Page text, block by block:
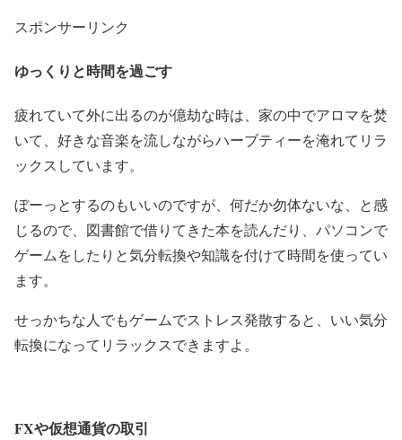
スポンサーリンク
ゆっくりと時間を過ごす
疲れていて外に出るのが億劫な時は、家の中でアロマを焚
いて、好きな音楽を流しながらハーブティーを淹れてリラ
ックスしています。
ぼーっとするのもいいのですが、何だか勿体ないな、と感
じるので、図書館で借りてきた本を読んだり、パソコンで
ゲームをしたりと気分転換や知識を付けて時間を使ってい
ます。
せっかちな人でもゲームでストレス発散すると、いい気分
転換になってリラックスできますよ。
FXや仮想通貨の取引